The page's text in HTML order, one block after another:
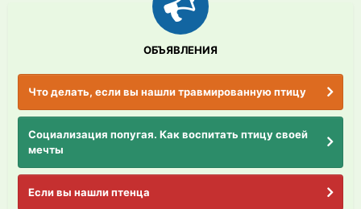
ОБЪЯВЛЕНИЯ
Что делать, если вы нашли травмированную птицу
Социализация попугая. Как воспитать птицу своей
мечты
Если вы нашли птенца